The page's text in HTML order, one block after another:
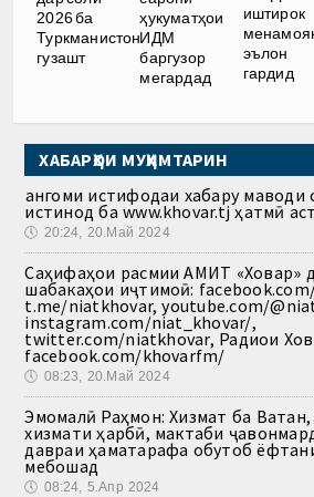
2026 ба
Туркманистон
гузашт
ҳукуматҳои
ИДМ
баргузор
мегардад
иштирок
эълон
гардид
ХАБАРҲОИ МУҲИМТАРИН
Ҳангоми истифодаи хабару маводи
истинод ба www.khovar.tj ҳатмӣ
🕔 20:24, 20.Май 2024
Саҳифаҳои расмии АМИТ «Ховар»
шабакаҳои иҷтимоӣ:
t.me/niatkhovar, youtube.com/
instagram.com/niat_khovar/,
twitter.com/niatkhovar, Радиои
facebook.com/khovarfm/
🕔 08:23, 20.Май 2024
Эмомалӣ Раҳмон: Хизмат ба Ватан,
хизмати ҳарбӣ, мактаби
давраи ҳаматарафа обутоб
мебошад
🕔 08:24, 5.Апр 2024